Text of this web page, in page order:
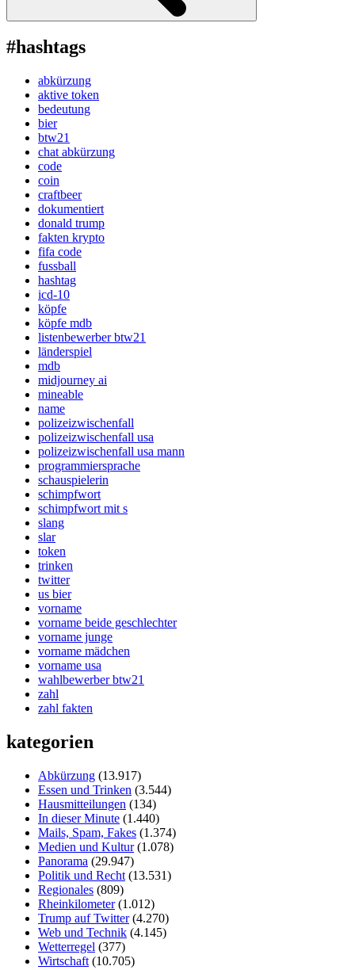
darauf
zugreifen
kann“
#hashtags
abkürzung
aktive token
bedeutung
bier
btw21
chat abkürzung
code
coin
craftbeer
dokumentiert
donald trump
fakten krypto
fifa code
fussball
hashtag
icd-10
köpfe
köpfe mdb
listenbewerber btw21
länderspiel
mdb
midjourney ai
mineable
name
polizeizwischenfall
polizeizwischenfall usa
polizeizwischenfall usa mann
programmiersprache
schauspielerin
schimpfwort
schimpfwort mit s
slang
slar
token
trinken
twitter
us bier
vorname
vorname beide geschlechter
vorname junge
vorname mädchen
vorname usa
wahlbewerber btw21
zahl
zahl fakten
kategorien
Abkürzung (13.917)
Essen und Trinken (3.544)
Hausmitteilungen (134)
In dieser Minute (1.440)
Mails, Spam, Fakes (1.374)
Medien und Kultur(1.078)
Panorama (29.947)
Politik und Recht (13.531)
Regionales (809)
Rheinkilometer(1.012)
Trump auf Twitter(4.270)
Web und Technik (4.145)
Wetterregel (377)
Wirtschaft (10.705)